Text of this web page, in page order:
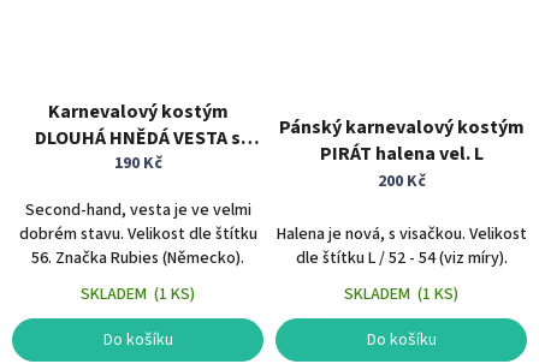
Karnevalový kostým
DLOUHÁ HNĚDÁ VESTA s
kožíškem vel. 56
190 Kč
Second-hand, vesta je ve velmi
dobrém stavu. Velikost dle štítku
56. Značka Rubies (Německo).
SKLADEM (1 KS)
Do košíku
Pánský karnevalový kostým
PIRÁT halena vel. L
200 Kč
Halena je nová, s visačkou. Velikost
dle štítku L / 52 - 54 (viz míry).
SKLADEM (1 KS)
Do košíku